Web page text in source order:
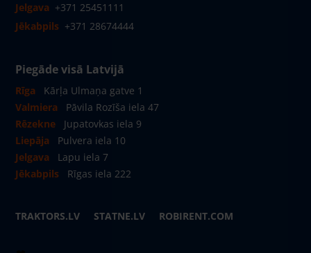
Jelgava +371 25451111
Jēkabpils +371 28674444
Piegāde visā Latvijā
Rīga
Kārļa Ulmaņa gatve 1
Valmiera
Pāvila Rozīša iela 47
Rēzekne
Jupatovkas iela 9
Liepāja
Pulvera iela 10
Jelgava
Lapu iela 7
Jēkabpils
Rīgas iela 222
TRAKTORS.LV STATNE.LV ROBIRENT.COM